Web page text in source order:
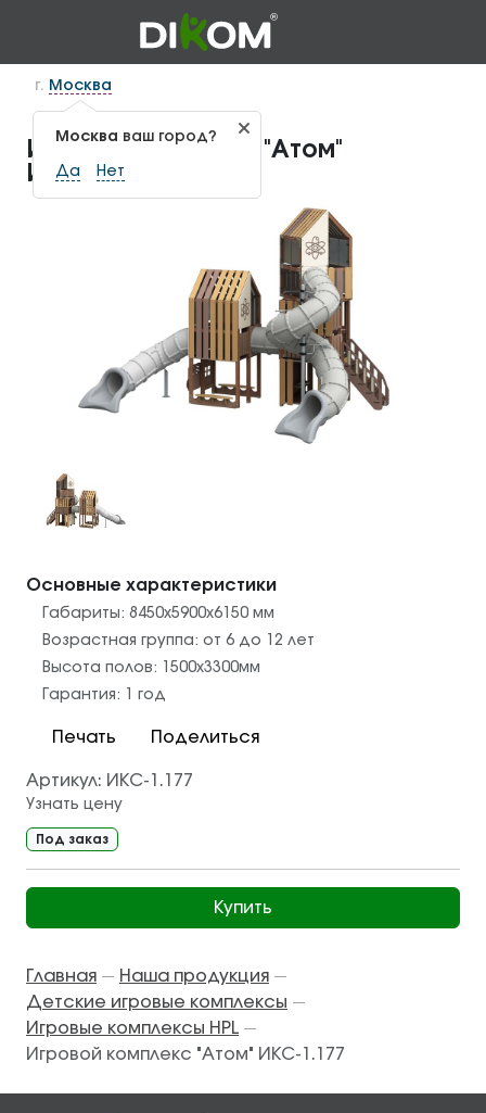
г. Москва
Москва ваш город?
Да Нет
Игровой комплекс "Атом"
ИКС-1.177
Основные характеристики
Габариты: 8450х5900х6150 мм
Возрастная группа: от 6 до 12 лет
Высота полов:
1500х3300мм
Гарантия:
1 год
Печать Поделиться
Артикул: ИКС-1.177
Узнать цену
Под заказ
Купить
Главная — Наша продукция —
Детские игровые комплексы —
Игровые комплексы HPL —
Игровой комплекс "Атом" ИКС-1.177